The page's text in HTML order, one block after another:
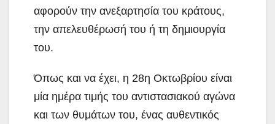
αφορούν την ανεξαρτησία του κράτους,
την απελευθέρωσή του ή τη δημιουργία
του.
Όπως και να έχει, η 28η Οκτωβρίου είναι
μία ημέρα τιμής του αντιστασιακού αγώνα
και των θυμάτων του, ένας αυθεντικός